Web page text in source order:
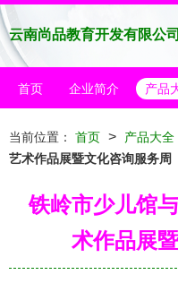
云南尚品教育开发有限公司
首页 企业简介 产品
当前位置： 首页 > 产品大全
艺术作品展暨文化咨询服务周
铁岭市少儿馆
术作品展